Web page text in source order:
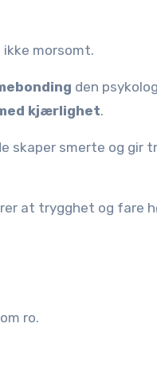
ikke morsomt.
den
kjærlighet.
skaper smerte og gir
at trygghet og fare
ro.